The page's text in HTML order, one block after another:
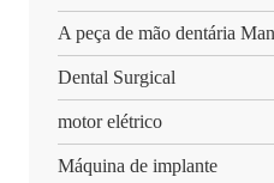
Dental Surgical
motor elétrico
Máquina de implante